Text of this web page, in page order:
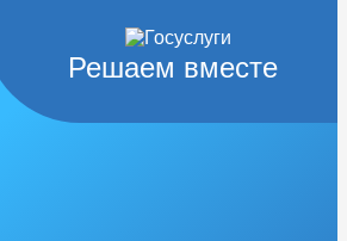
Решаем вместе